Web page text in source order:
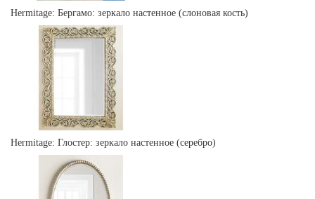
Hermitage: Бергамо: зеркало настенное (слоновая кость)
Hermitage: Глостер: зеркало настенное (серебро)